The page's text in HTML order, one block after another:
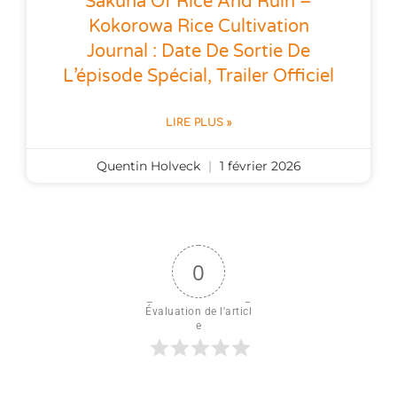
Kokorowa Rice Cultivation
Journal : Date De Sortie De
L’épisode Spécial, Trailer Officiel
LIRE PLUS »
Quentin Holveck 1 février 2026
0
Évaluation de l'articl
e